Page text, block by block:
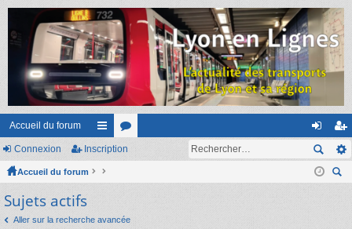
Accueil du forum
ac
co
ci
or
s
on
ne
ns
cri
Connexion Inscription
Accueil du forum
Sujets actifs
Aller sur la recherche avancée